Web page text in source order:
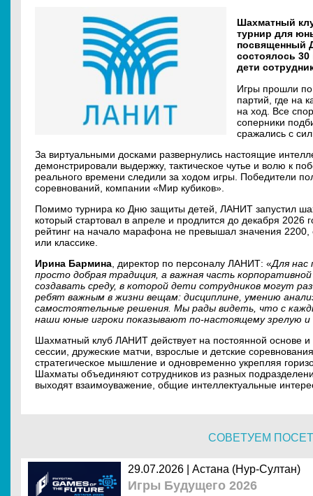
Шахматный
турнир для
посвященный
состоялось 30
дети
Игры прошли
партий, где на
на ход. Все
соперники
сражались с
За виртуальными досками развернулись настоящие
демонстрировали выдержку, тактическое чутье и волю к
реального времени следили за ходом игры. Победители
соревнований, компании «Мир кубиков».
Помимо турнира ко Дню защиты детей, ЛАНИТ запустил
который стартовал в апреле и продлится до декабря
рейтинг на начало марафона не превышал значения 2200,
или классике.
Ирина Бармина , директор по персоналу ЛАНИТ: «Для нас
просто добрая традиция, а важная часть
создавать среду, в которой дети сотрудников могут
ребят важным в жизни вещам: дисциплине, умению
самостоятельные решения. Мы рады видеть, что с
наши юные игроки показывают по-настоящему зрелую и
Шахматный клуб ЛАНИТ действует на постоянной основе
сессии, дружеские матчи, взрослые и детские
стратегическое мышление и одновременно укрепляя
Шахматы объединяют сотрудников из разных
выходят взаимоуважение, общие интеллектуальные
СОВЕТУЕМ
29.07.2026 | Астана (Нур-Султан)
Игры Будущего 2026